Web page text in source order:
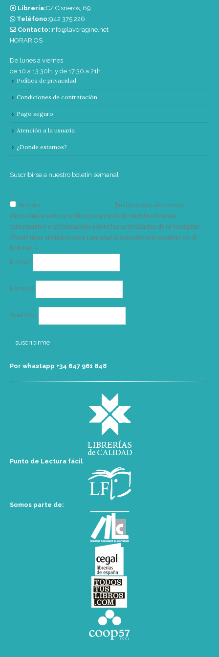
Librería:C/ Cisneros, 69
Teléfono:‭942 375 226‬
Contacto:info@lavoragine.net
HORARIOS
De lunes a viernes
de 10 a 13:30h. y de 17:30 a 21h.
Política de privacidad
Condiciones de contratación
Pago seguro
Atención a la usuaria
¿Donde estamos?
Suscribirse a nuestro boletín semanal
Acepto
Su dirección de correo
electrónico solo se utiliza para enviarle nuestro boletín
informativo e información sobre las actividades de la Vorágine.
Puede usar el enlace para cancelar la suscripción incluido en el
boletín. >
E-mail*
Nombre
Apellidos
Por whastapp +34 ‭647 961 848‬
Punto de Lectura fácil
Somos parte de: